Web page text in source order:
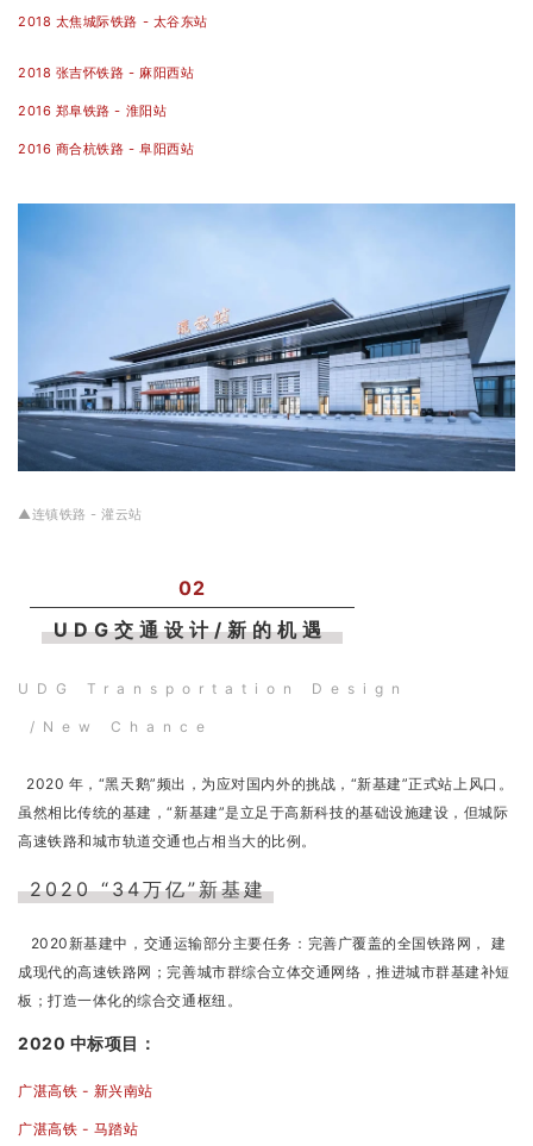
2018 太焦城际铁路 - 太谷东站
2018 张吉怀铁路 - 麻阳西站
2016 郑阜铁路 - 淮阳站
2016 商合杭铁路 - 阜阳西站
▲连镇铁路 - 灌云站
02
UDG交通设计/新的机遇
UDG Transportation Design
/New Chance
2020 年，“黑天鹅”频出，为应对国内外的挑战，“新基建”正式站上风口。
虽然相比传统的基建，“新基建”是立足于高新科技的基础设施建设，但城际
高速铁路和城市轨道交通也占相当大的比例。
2020 “34万亿”新基建
2020新基建中，交通运输部分主要任务：完善广覆盖的全国铁路网， 建
成现代的高速铁路网；完善城市群综合立体交通网络，推进城市群基建补短
板；打造一体化的综合交通枢纽。
2020 中标项目：
广湛高铁 - 新兴南站
广湛高铁 - 马踏站